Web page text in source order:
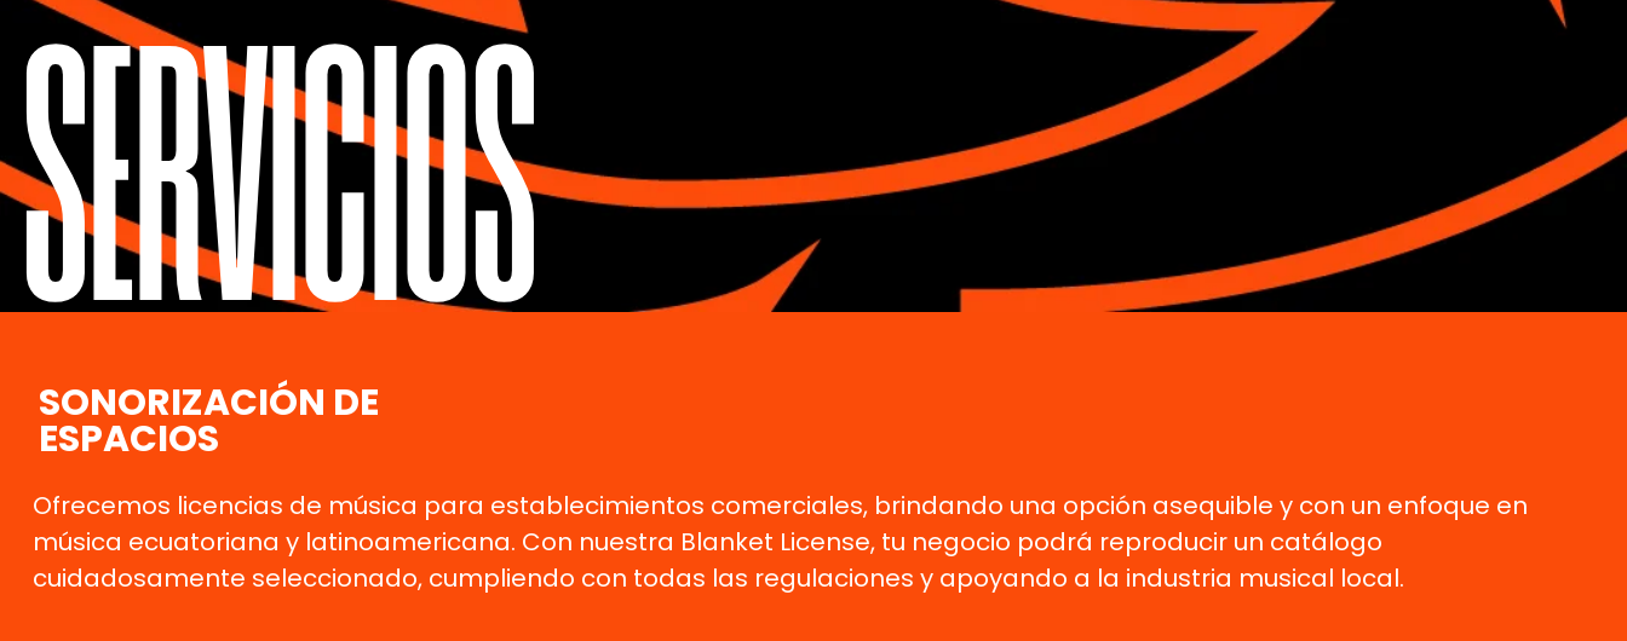
SERVICIOS
SONORIZACIÓN DE
ESPACIOS
Ofrecemos licencias de música para establecimientos comerciales, brindando una opción asequible y con un enfoque en
música ecuatoriana y latinoamericana. Con nuestra Blanket License, tu negocio podrá reproducir un catálogo
cuidadosamente seleccionado, cumpliendo con todas las regulaciones y apoyando a la industria musical local.